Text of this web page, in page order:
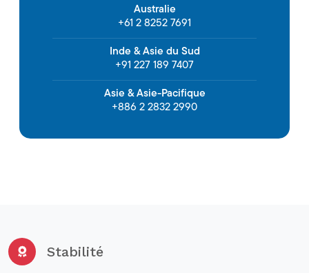
Australie
+61 2 8252 7691
Inde & Asie du Sud
+91 227 189 7407
Asie & Asie-Pacifique
+886 2 2832 2990
Stabilité